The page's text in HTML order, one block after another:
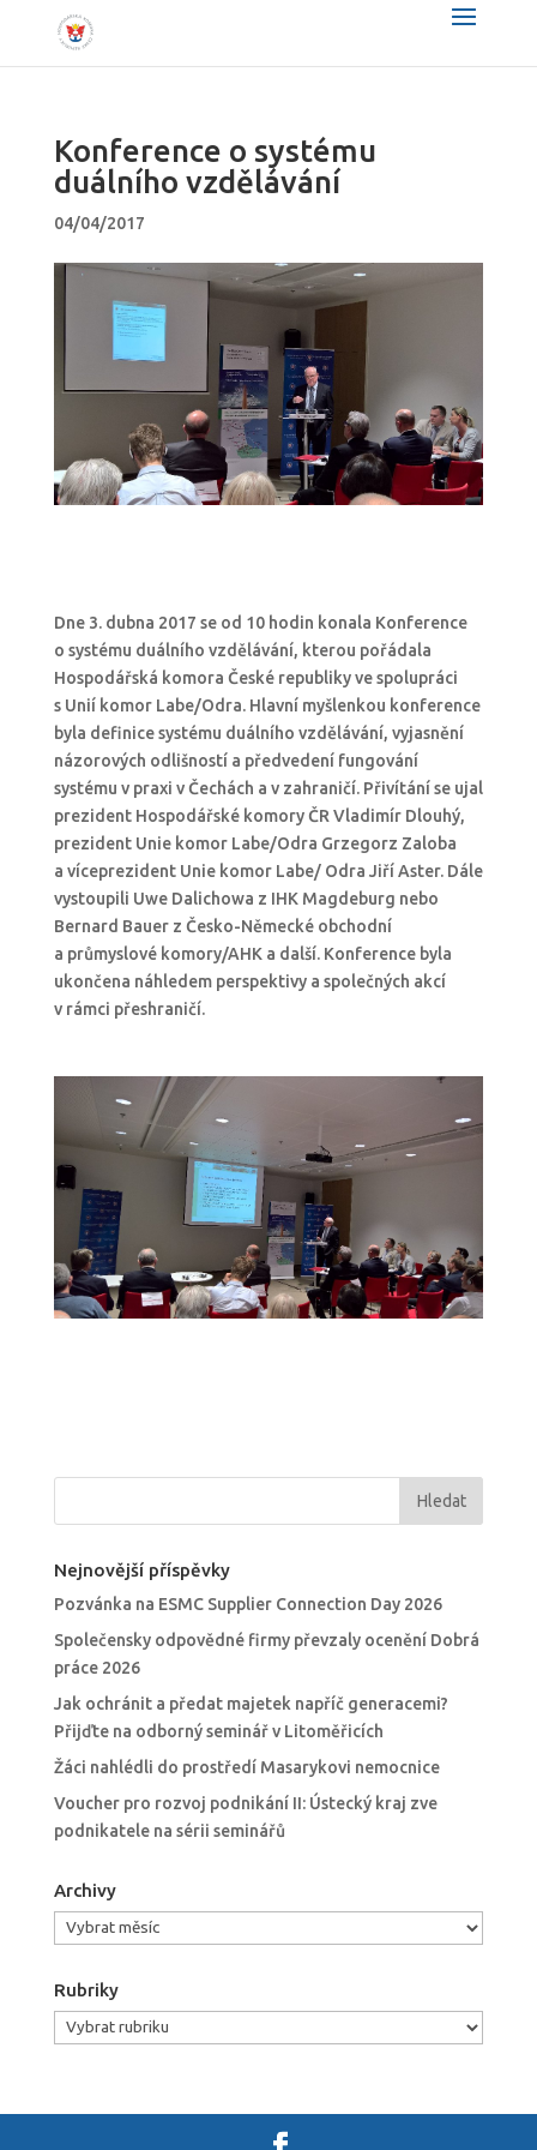
Konference o systému
duálního vzdělávání
04/04/2017
Dne 3. dubna 2017 se od 10 hodin konala Konference
o systému duálního vzdělávání, kterou pořádala
Hospodářská komora České republiky ve spolupráci
s Unií komor Labe/Odra. Hlavní myšlenkou konference
byla definice systému duálního vzdělávání, vyjasnění
názorových odlišností a předvedení fungování
systému v praxi v Čechách a v zahraničí. Přivítání se ujal
prezident Hospodářské komory ČR Vladimír Dlouhý,
prezident Unie komor Labe/Odra Grzegorz Zaloba
a víceprezident Unie komor Labe/ Odra Jiří Aster. Dále
vystoupili Uwe Dalichowa z IHK Magdeburg nebo
Bernard Bauer z Česko-Německé obchodní
a průmyslové komory/AHK a další. Konference byla
ukončena náhledem perspektivy a společných akcí
v rámci přeshraničí.
Nejnovější příspěvky
Pozvánka na ESMC Supplier Connection Day 2026
Společensky odpovědné firmy převzaly ocenění Dobrá
práce 2026
Jak ochránit a předat majetek napříč generacemi?
Přijďte na odborný seminář v Litoměřicích
Žáci nahlédli do prostředí Masarykovi nemocnice
Voucher pro rozvoj podnikání II: Ústecký kraj zve
podnikatele na sérii seminářů
Archivy
Archivy
Rubriky
Rubriky